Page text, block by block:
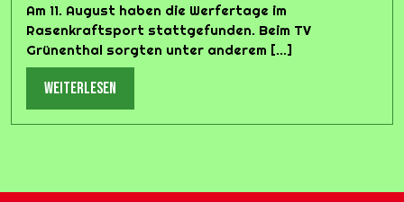
2024
Am 11. August haben die Werfertage im
Rasenkraftsport stattgefunden. Beim TV
Grünenthal sorgten unter anderem [...]
weiterlesen